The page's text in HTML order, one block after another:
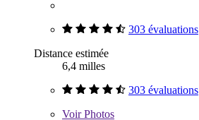
303 évaluations
Distance estimée
6,4 milles
303 évaluations
VoirPhotos